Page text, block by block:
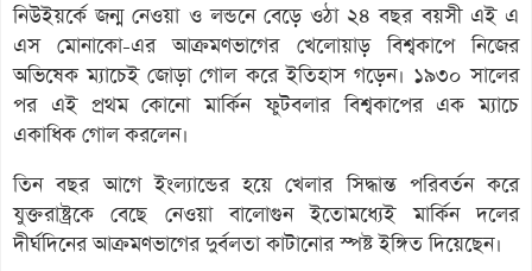
নিউইয়র্কে জন্ম নেওয়া ও লন্ডনে বেড়ে ওঠা ২৪ বছর বয়সী এই এ
এস মোনাকো-এর আক্রমণভাগের খেলোয়াড় বিশ্বকাপে নিজের
অভিষেক ম্যাচেই জোড়া গোল করে ইতিহাস গড়েন। ১৯৩০ সালের
পর এই প্রথম কোনো মার্কিন ফুটবলার বিশ্বকাপের এক ম্যাচে
একাধিক গোল করলেন।
তিন বছর আগে ইংল্যান্ডের হয়ে খেলার সিদ্ধান্ত পরিবর্তন করে
যুক্তরাষ্ট্রকে বেছে নেওয়া বালোগুন ইতোমধ্যেই মার্কিন দলের
দীর্ঘদিনের আক্রমণভাগের দুর্বলতা কাটানোর স্পষ্ট ইঙ্গিত দিয়েছেন।